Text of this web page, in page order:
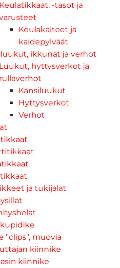
Keulatikkaat, -tasot ja
Keulakaiteet ja
kaidepylväät
ikkunat ja verhot
Luukut, hyttysverkot ja
rullaverhot
Kansiluukut
Hyttysverkot
Verhot
ja tukijalat
"clips", muovia
kiinnike
kiinnike